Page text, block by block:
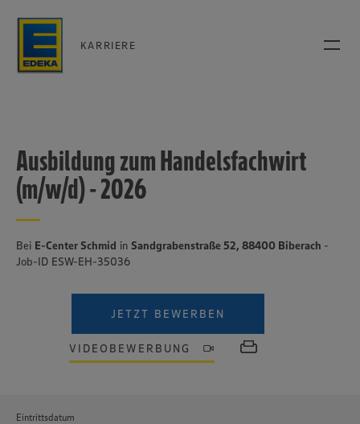
KARRIERE
Ausbildung zum Handelsfachwirt
(m/w/d) - 2026
Bei E-Center Schmid in Sandgrabenstraße 52, 88400 Biberach -
Job-ID ESW-EH-35036
JETZT BEWERBEN
VIDEOBEWERBUNG
Eintrittsdatum